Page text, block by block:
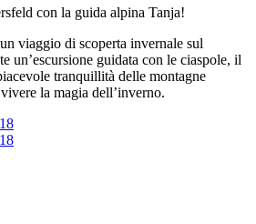
con la guida alpina Tanja!
viaggio di scoperta invernale sul
un’escursione guidata con le ciaspole, il
tranquillità delle montagne
la magia dell’inverno.